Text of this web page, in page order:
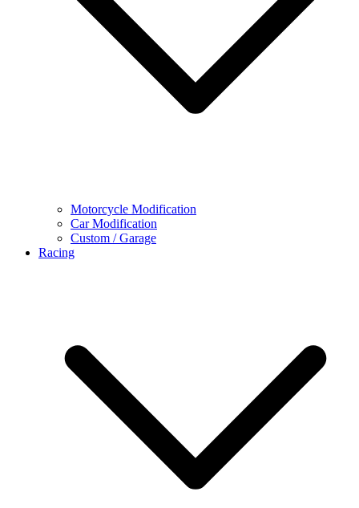
Motorcycle Modification
Car Modification
Custom / Garage
Racing